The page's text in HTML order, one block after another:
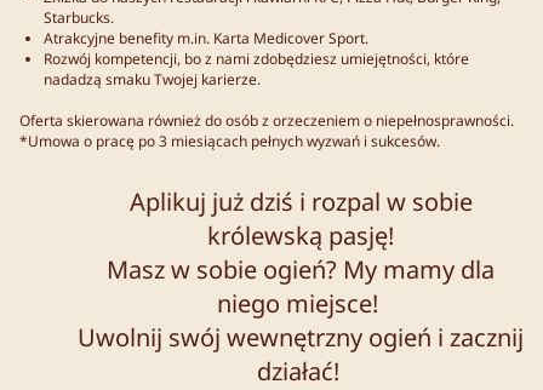
Starbucks.
Atrakcyjne benefity m.in. Karta Medicover Sport.
Rozwój kompetencji, bo z nami zdobędziesz umiejętności, które
nadadzą smaku Twojej karierze.
Oferta skierowana również do osób z orzeczeniem o niepełnosprawności.
*Umowa o pracę po 3 miesiącach pełnych wyzwań i sukcesów.
Aplikuj już dziś i rozpal w sobie
królewską pasję!
Masz w sobie ogień? My mamy dla
niego miejsce!
Uwolnij swój wewnętrzny ogień i zacznij
działać!